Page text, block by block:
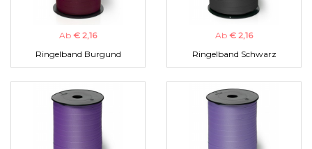
Ab € 2,16
Ringelband Burgund
Ab € 2,16
Ringelband Schwarz